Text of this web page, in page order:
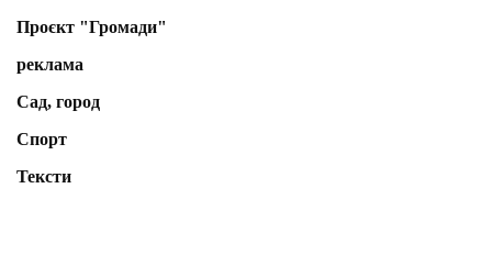
Проєкт "Громади"
реклама
Сад, город
Спорт
Тексти